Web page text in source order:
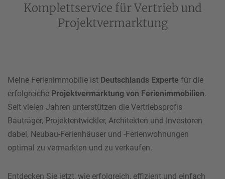
Bitte beachten Sie unsere Hinweise zum Datenschutz
Ich habe die Datenschutzhinweise gelesen.*
Komplettservice für Vertrieb und
Projektvermarktung
Meine Ferienimmobilie ist Deutschlands Experte für die
erfolgreiche Projektvermarktung von Ferienimmobilien.
Seit vielen Jahren unterstützen die Vertriebsprofis
Bauträger, Projektentwickler, Architekten und Investoren
dabei, Neubau-Ferienhäuser und -Ferienwohnungen
optimal zu vermarkten und zu verkaufen.
Entdecken Sie jetzt, wie erfolgreich, effizient und einfach